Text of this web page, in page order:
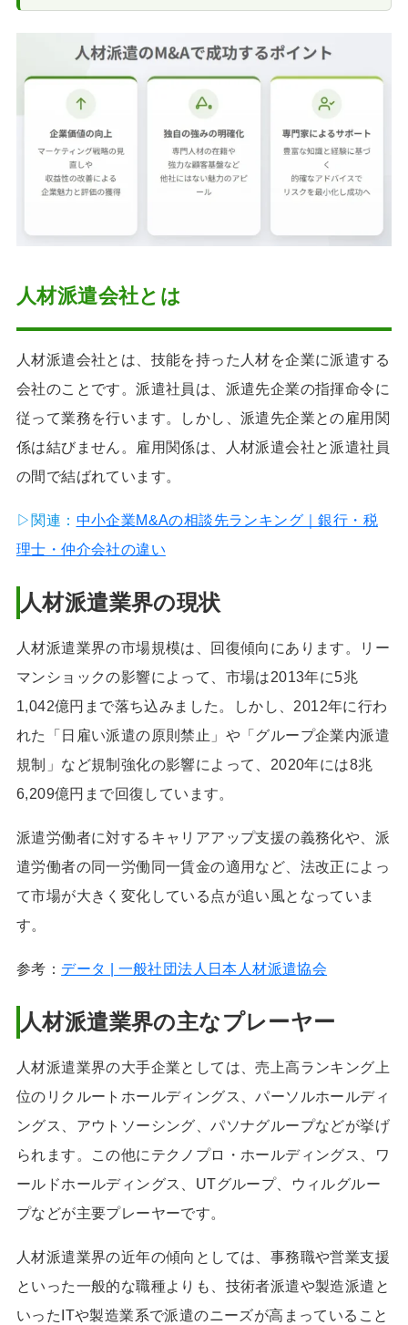
人材派遣会社とは
人材派遣会社とは、技能を持った人材を企業に派遣する
会社のことです。派遣社員は、派遣先企業の指揮命令に
従って業務を行います。しかし、派遣先企業との雇用関
係は結びません。雇用関係は、人材派遣会社と派遣社員
の間で結ばれています。
▷関連： 中小企業M&Aの相談先ランキング｜銀行・税
理士・仲介会社の違い
人材派遣業界の現状
人材派遣業界の市場規模は、回復傾向にあります。リー
マンショックの影響によって、市場は2013年に5兆
1,042億円まで落ち込みました。しかし、2012年に行わ
れた「日雇い派遣の原則禁止」や「グループ企業内派遣
規制」など規制強化の影響によって、2020年には8兆
6,209億円まで回復しています。
派遣労働者に対するキャリアアップ支援の義務化や、派
遣労働者の同一労働同一賃金の適用など、法改正によっ
て市場が大きく変化している点が追い風となっていま
す。
参考： データ | 一般社団法人日本人材派遣協会
人材派遣業界の主なプレーヤー
人材派遣業界の大手企業としては、売上高ランキング上
位のリクルートホールディングス、パーソルホールディ
ングス、アウトソーシング、パソナグループなどが挙げ
られます。この他にテクノプロ・ホールディングス、ワ
ールドホールディングス、UTグループ、ウィルグルー
プなどが主要プレーヤーです。
人材派遣業界の近年の傾向としては、事務職や営業支援
といった一般的な職種よりも、技術者派遣や製造派遣と
いったITや製造業系で派遣のニーズが高まっていること